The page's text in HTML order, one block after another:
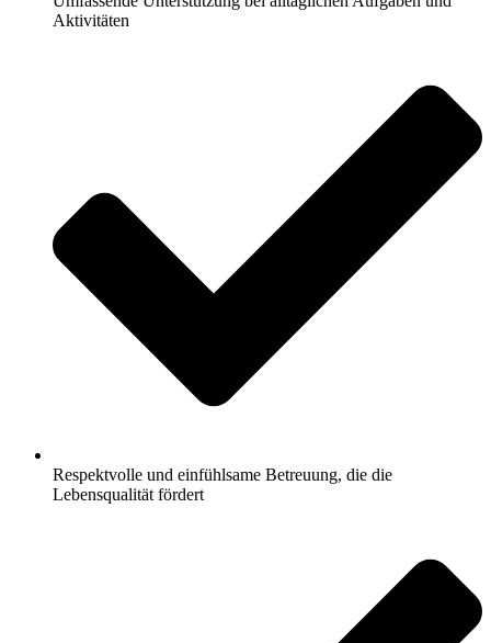
Aktivitäten
Respektvolle und einfühlsame Betreuung, die die
Lebensqualität fördert